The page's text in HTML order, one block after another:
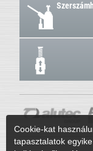
Cookie-kat
tapasztalatok